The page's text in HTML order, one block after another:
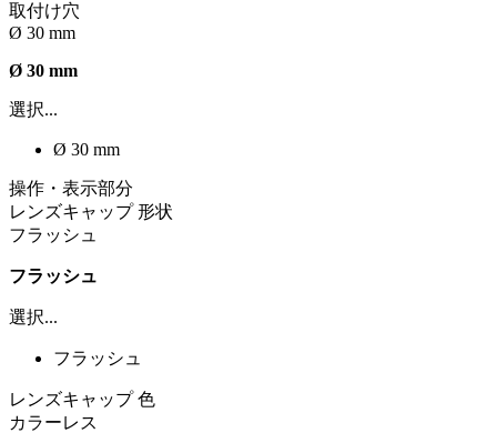
取付け穴
Ø 30 mm
Ø 30 mm
選択...
Ø 30 mm
操作・表示部分
レンズキャップ 形状
フラッシュ
フラッシュ
選択...
フラッシュ
レンズキャップ 色
カラーレス